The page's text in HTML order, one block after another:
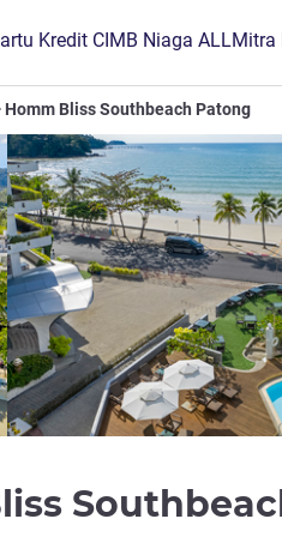
Kredit CIMB Niaga ALLMitra
Homm Bliss Southbeach Patong